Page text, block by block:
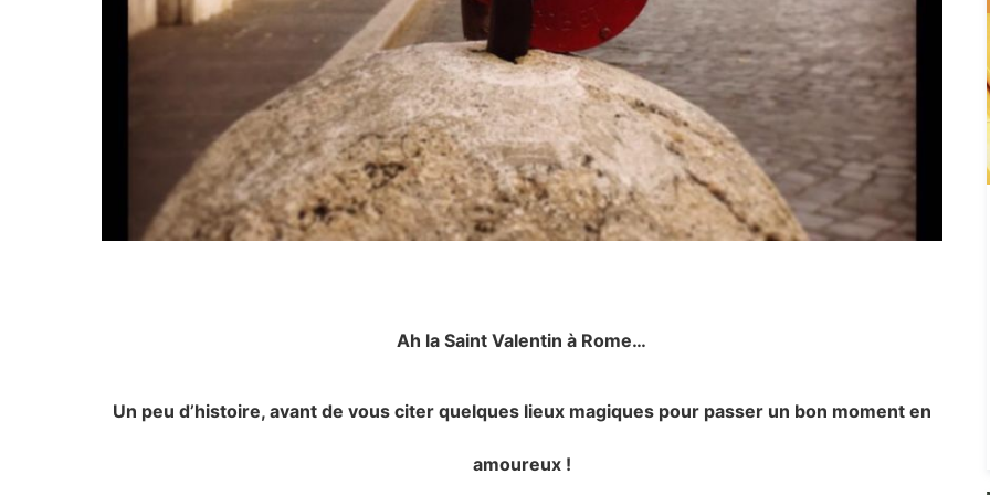
Ah la Saint Valentin à Rome…
Un peu d’histoire, avant de vous citer quelques lieux magiques pour passer un bon moment en
amoureux !